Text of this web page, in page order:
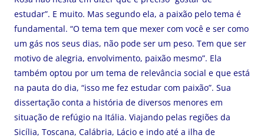
estudar”. E muito. Mas segundo ela, a paixão pelo tema é
fundamental. “O tema tem que mexer com você e ser como
um gás nos seus dias, não pode ser um peso. Tem que ser
motivo de alegria, envolvimento, paixão mesmo”. Ela
também optou por um tema de relevância social e que está
na pauta do dia, “isso me fez estudar com paixão”. Sua
dissertação conta a história de diversos menores em
situação de refúgio na Itália. Viajando pelas regiões da
Sicília, Toscana, Calábria, Lácio e indo até a ilha de